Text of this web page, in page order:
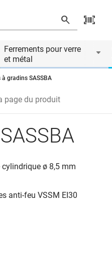
Ferrements pour verre
et métal
à gradins SASSBA
page du produit
ø 8,5 mm
anti-feu VSSM EI30